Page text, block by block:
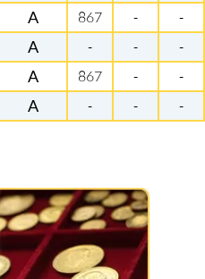
A 867 -
-
A - -
-
A 867 -
-
A - -
-